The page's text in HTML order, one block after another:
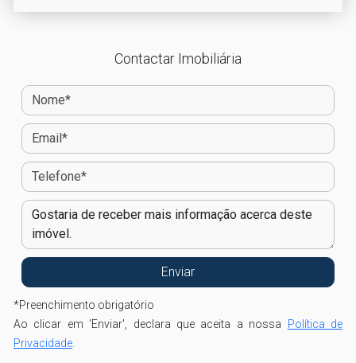
Contactar Imobiliária
*Preenchimento obrigatório
Ao clicar em 'Enviar', declara que aceita a nossa Política de
Privacidade